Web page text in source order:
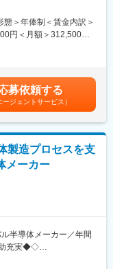
として、誕生したグロ
リカ、両方にルーツを
の音響・インフォテイ
社の一員となり、
りビジネスチャンスが
のグローバル
ーバルな環境で様々な
業運営を行っていま
から、既存量産品の歩
、コスト削減、トラブ
募集しております。
キルを基に、Analog IC
品開発、量産品の管理
トの遂行／リード
／プロセス最適化を通
信頼性の改善に基づ
産性改善
SPC）
づく対策実施、再発防
、etc）
＞年俸制＜賃金内訳＞
円＜月額＞312,500円
別途支給。賃金はあく
下する可能性がありま
。
募依頼する
ージェントサービス）
製造プロセスを支
メーカー
半導体メーカー／年間
助充実◆◇